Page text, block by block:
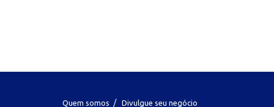
Quem somos Divulgue seu negócio